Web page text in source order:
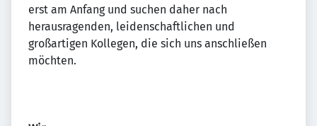
erst am Anfang und suchen daher nach
herausragenden, leidenschaftlichen und
großartigen Kollegen, die sich uns anschließen
möchten.